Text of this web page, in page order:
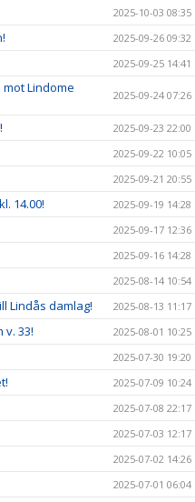
2025-10-03 08:35
2025-09-26 09:32
2025-09-25 14:41
Lindome
2025-09-24 07:26
2025-09-23 22:00
2025-09-22 10:05
2025-09-21 20:55
14.00! 2025-09-19 14:28
2025-09-17 12:36
2025-09-16 14:28
2025-08-14 10:54
Lindås damlag! 2025-08-13 11:17
33! 2025-08-01 10:25
2025-07-30 19:20
2025-07-09 10:24
2025-07-08 22:17
2025-07-03 12:17
2025-07-02 14:26
2025-07-01 06:04